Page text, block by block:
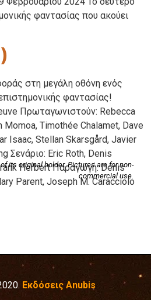
φαντασίας που ακούει
στη μεγάλη οθόνη ενός
φαντασίας!
Πρωταγωνιστούν: Rebecca
Momoa, Timothée Chalamet, Dave
Isaac, Stellan Skarsgård, Javier
Σενάριο: Eric Roth, Denis
Herbert Παραγωγή: Denis
Parent, Joseph M. Caracciolo
its original holder. Pictures are for non-
commercial use.
Εκδόσεις Anubis